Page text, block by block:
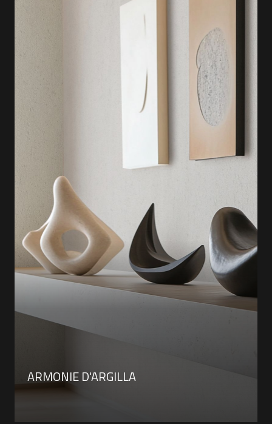
ARMONIE D'ARGILLA